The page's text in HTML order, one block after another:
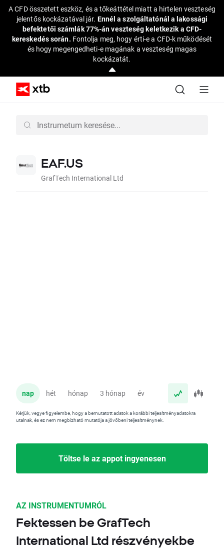
A CFD összetett eszköz, és a tőkeáttétel miatt a hirtelen veszteség
jelentős kockázatával jár. Ennél a szolgáltatónál a lakossági
befektetői számlák 77%-án veszteség keletkezik a CFD-
kereskedés során. Fontolja meg, hogy érti-e a CFD-k működését
és hogy megengedheti-e magának a veszteség magas
kockázatát.
EAF.US
GrafTech International Ltd
nap hét hónap 3 hónap év
Kérjük, vegye figyelembe, hogy a bemutatott adatok a korábbi teljesítményadatokra
utalnak, és ez nem megbízható mutatója a jövőbeni teljesítménynek.
Töltse le az appot ingyenesen
AZ INSTRUMENTUMRÓL
Fektessen be GrafTech
International Ltd részvényekbe